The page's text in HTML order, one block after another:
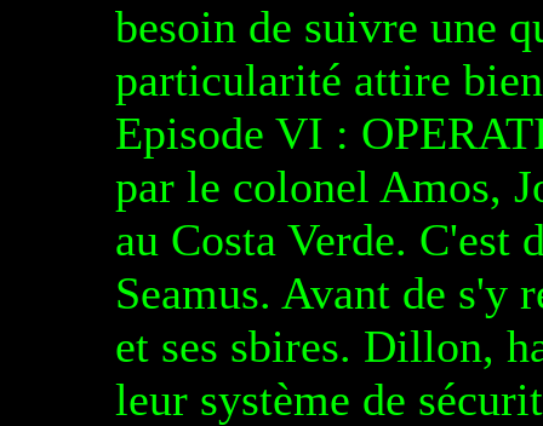
besoin de suivre une
particularité attire
Episode VI :
par le colonel Amos,
au Costa Verde. C'est
Seamus. Avant de s'y
et ses sbires. Dillon,
leur système de